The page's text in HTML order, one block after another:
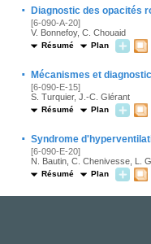
· Diagnostic des opacités
[6-090-A-20]
V. Bonnefoy, C. Chouaid
Résumé Plan
· Mécanismes et
[6-090-E-15]
S. Turquier, J.-C. Glérant
Résumé Plan
· Syndrome
[6-090-E-20]
N. Bautin, C. Chenivesse, L.
Résumé Plan